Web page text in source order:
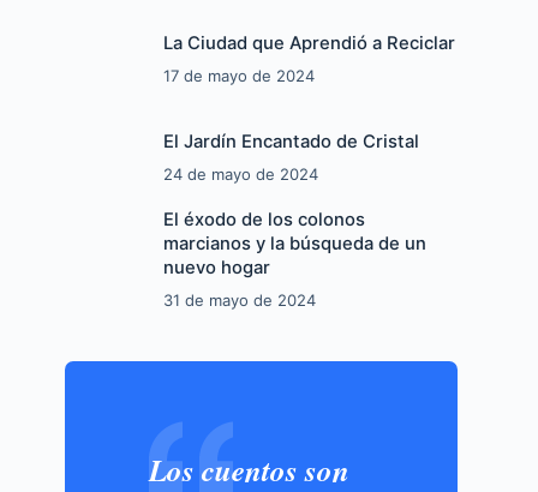
La Ciudad que Aprendió a Reciclar
17 de mayo de 2024
El Jardín Encantado de Cristal
24 de mayo de 2024
El éxodo de los colonos
marcianos y la búsqueda de un
nuevo hogar
31 de mayo de 2024
Los cuentos son